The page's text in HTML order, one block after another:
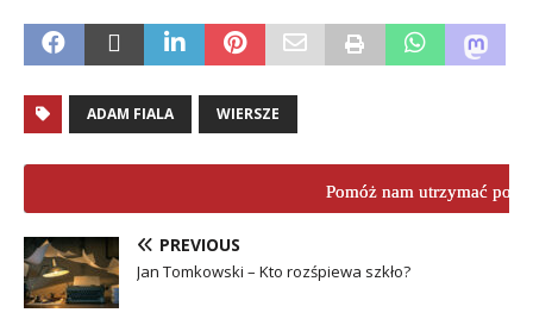
ADAM FIALA WIERSZE
Pomóż nam utrzymać
PREVIOUS
Jan Tomkowski – Kto rozśpiewa szkło?